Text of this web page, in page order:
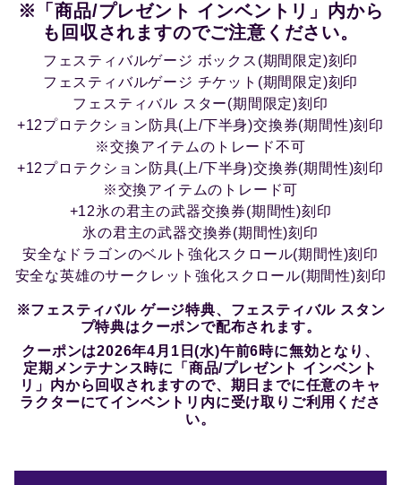
※「商品/プレゼント インベントリ」内から
も回収されますのでご注意ください。
フェスティバルゲージ ボックス(期間限定)刻印
フェスティバルゲージ チケット(期間限定)刻印
フェスティバル スター(期間限定)刻印
+12プロテクション防具(上/下半身)交換券(期間性)刻印
※交換アイテムのトレード不可
+12プロテクション防具(上/下半身)交換券(期間性)刻印
※交換アイテムのトレード可
+12氷の君主の武器交換券(期間性)刻印
氷の君主の武器交換券(期間性)刻印
安全なドラゴンのベルト強化スクロール(期間性)刻印
安全な英雄のサークレット強化スクロール(期間性)刻印
※フェスティバル ゲージ特典、フェスティバル スタン
プ特典はクーポンで配布されます。
クーポンは2026年4月1日(水)午前6時に無効となり、
定期メンテナンス時に「商品/プレゼント インベント
リ」内から回収されますので、期日までに任意のキャ
ラクターにてインベントリ内に受け取りご利用くださ
い。